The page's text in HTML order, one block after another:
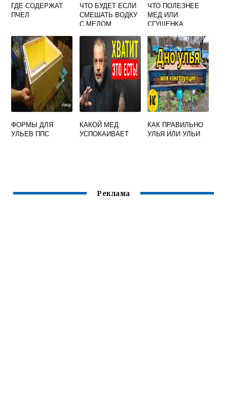
ГДЕ СОДЕРЖАТ
ПЧЕЛ
ЧТО БУДЕТ ЕСЛИ
СМЕШАТЬ ВОДКУ
С МЕДОМ
ЧТО ПОЛЕЗНЕЕ
МЕД ИЛИ
СГУЩЕНКА
ФОРМЫ ДЛЯ
УЛЬЕВ ППС
КАКОЙ МЕД
УСПОКАИВАЕТ
КАК ПРАВИЛЬНО
УЛЬЯ ИЛИ УЛЬИ
Реклама